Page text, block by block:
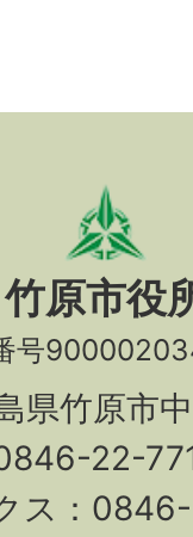
竹原市役
号
県竹原市
22-
ス：